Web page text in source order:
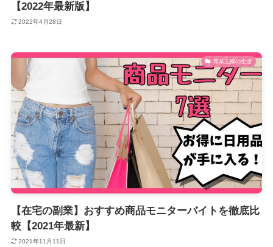
【2022年最新版】
2022年4月28日
専業主婦の生活
【在宅の副業】おすすめ商品モニターバイトを徹底比
較【2021年最新】
2021年11月11日